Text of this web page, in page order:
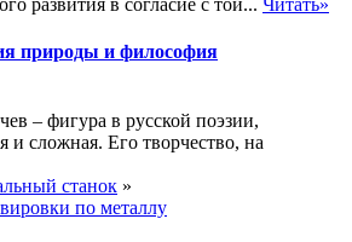
природы и философия
– фигура в русской поэзии,
и сложная. Его творчество, на
станок »
по металлу